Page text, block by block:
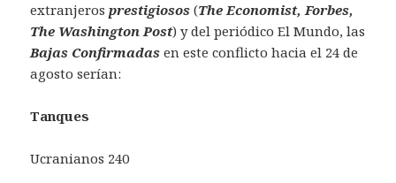
extranjerosprestigiosos (The Economist, Forbes,
The Washington Post) y del periódico El Mundo, las
Bajas Confirmadas en este conflicto hacia el 24 de
agosto serían:
Tanques
Ucranianos 240